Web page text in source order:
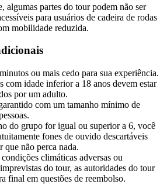
algumas partes do tour podem não ser
para usuários de cadeira de rodas
mobilidade reduzida.
ou mais cedo para sua experiência.
com idade inferior a 18 anos devem estar
por um adulto.
com um tamanho mínimo de
do grupo for igual ou superior a 6, você
fones de ouvido descartáveis
que não perca nada.
climáticas adversas ou
do tour, as autoridades do tour
final em questões de reembolso.